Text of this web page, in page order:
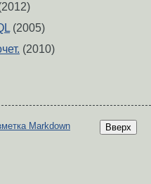
(2005)
(2010)
Вверх
Markdown